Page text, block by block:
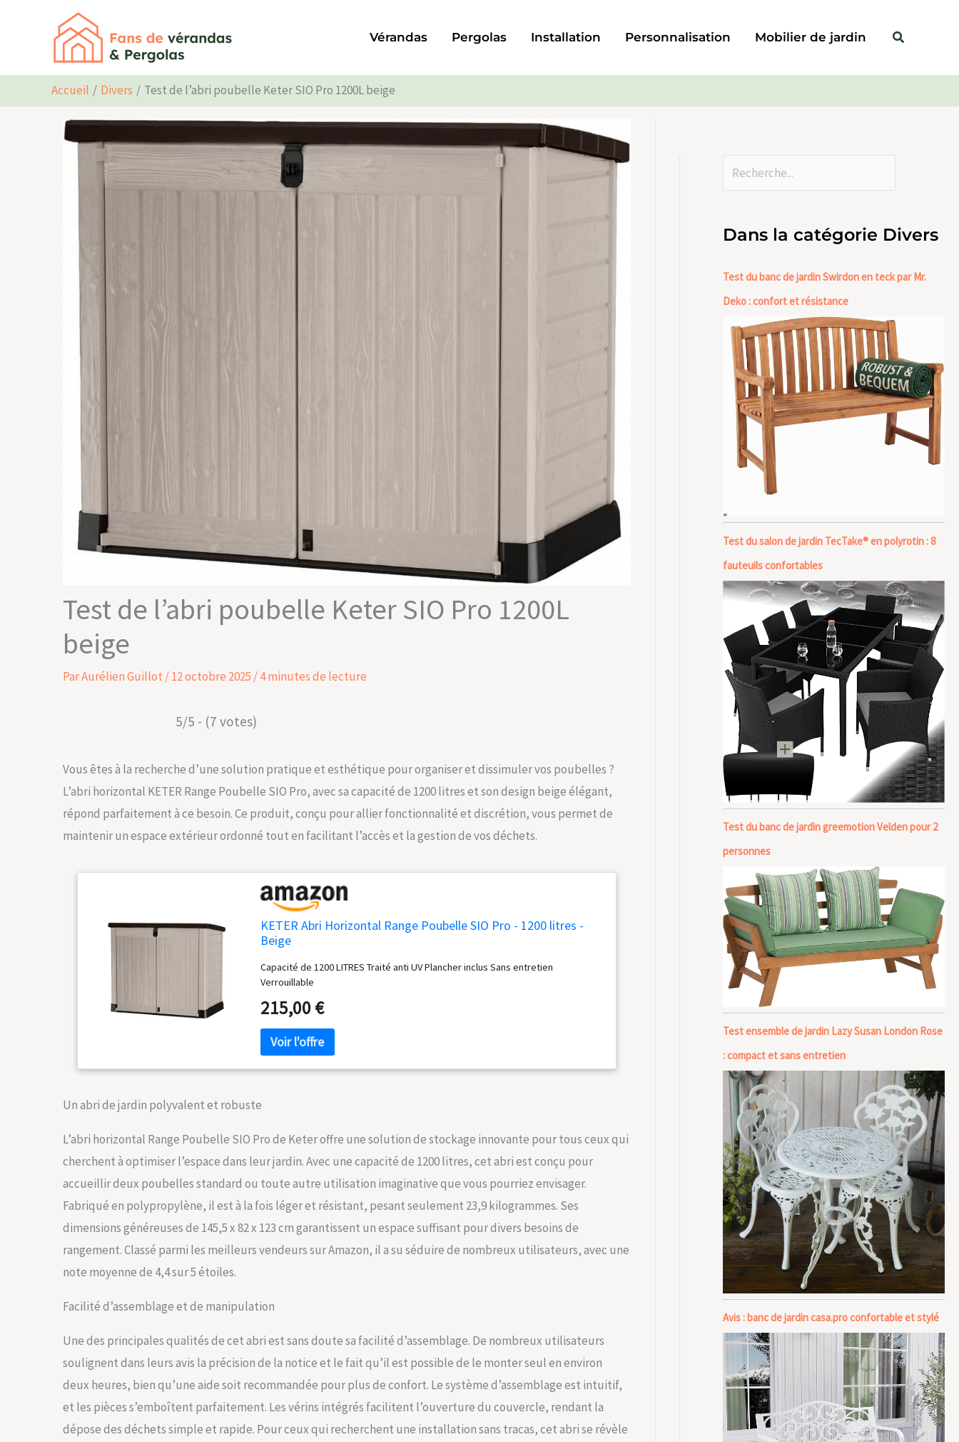
Vérandas Pergolas Installation Personnalisation Mobilier de jardin Rechercher
Accueil Divers Test de l’abri poubelle Keter SIO Pro 1200L beige
Test de l’abri poubelle Keter SIO Pro 1200L
beige
ParAurélien Guillot/12 octobre 2025/4 minutes de lecture
5/5 - (7 votes)
Vous êtes à la recherche d’une solution pratique et esthétique pour organiser et dissimuler vos poubelles ?
L’abri horizontal KETER Range Poubelle SIO Pro, avec sa capacité de 1200 litres et son design beige élégant,
répond parfaitement à ce besoin. Ce produit, conçu pour allier fonctionnalité et discrétion, vous permet de
maintenir un espace extérieur ordonné tout en facilitant l’accès et la gestion de vos déchets.
KETER Abri Horizontal Range Poubelle SIO Pro - 1200 litres -
Beige
Capacité de 1200 LITRES Traité anti UV Plancher inclus Sans entretien
Verrouillable
215,00 €
Un abri de jardin polyvalent et robuste
L’abri horizontal Range Poubelle SIO Pro de Keter offre une solution de stockage innovante pour tous ceux qui
cherchent à optimiser l’espace dans leur jardin. Avec une capacité de 1200 litres, cet abri est conçu pour
accueillir deux poubelles standard ou toute autre utilisation imaginative que vous pourriez envisager.
Fabriqué en polypropylène, il est à la fois léger et résistant, pesant seulement 23,9 kilogrammes. Ses
dimensions généreuses de 145,5 x 82 x 123 cm garantissent un espace suffisant pour divers besoins de
rangement. Classé parmi les meilleurs vendeurs sur Amazon, il a su séduire de nombreux utilisateurs, avec une
note moyenne de 4,4 sur 5 étoiles.
Facilité d’assemblage et de manipulation
Une des principales qualités de cet abri est sans doute sa facilité d’assemblage. De nombreux utilisateurs
soulignent dans leurs avis la précision de la notice et le fait qu’il est possible de le monter seul en environ
deux heures, bien qu’une aide soit recommandée pour plus de confort. Le système d’assemblage est intuitif,
et les pièces s’emboîtent parfaitement. Les vérins intégrés facilitent l’ouverture du couvercle, rendant la
dépose des déchets simple et rapide. Pour ceux qui recherchent une installation sans tracas, cet abri se révèle
Dans la catégorie Divers
Test du banc de jardin Swirdon en teck par Mr.
Deko : confort et résistance
Test du salon de jardin TecTake® en polyrotin : 8
fauteuils confortables
Test du banc de jardin greemotion Velden pour 2
personnes
Test ensemble de jardin Lazy Susan London Rose
: compact et sans entretien
Avis : banc de jardin casa.pro confortable et stylé